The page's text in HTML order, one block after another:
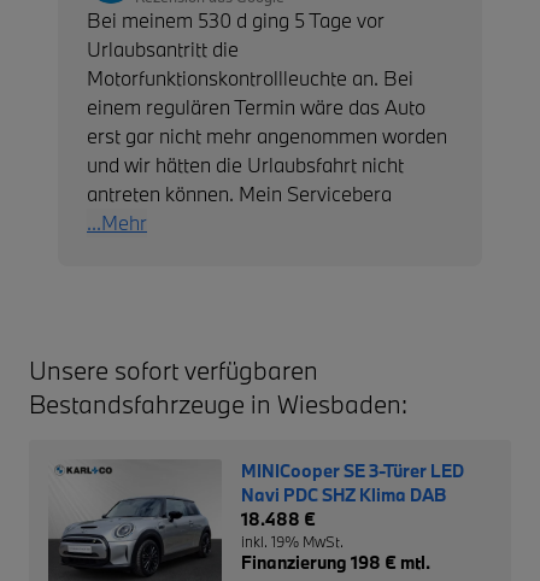
Bei meinem 530 d ging 5 Tage vor
Urlaubsantritt die
Motorfunktionskontrollleuchte an. Bei
einem regulären Termin wäre das Auto
erst gar nicht mehr angenommen worden
und wir hätten die Urlaubsfahrt nicht
antreten können. Mein Servicebera
...Mehr
Unsere sofort verfügbaren
Bestandsfahrzeuge in Wiesbaden:
MINICooper SE 3-Türer LED
Navi PDC SHZ Klima DAB
18.488 €
inkl. 19% MwSt.
Finanzierung 198 € mtl.